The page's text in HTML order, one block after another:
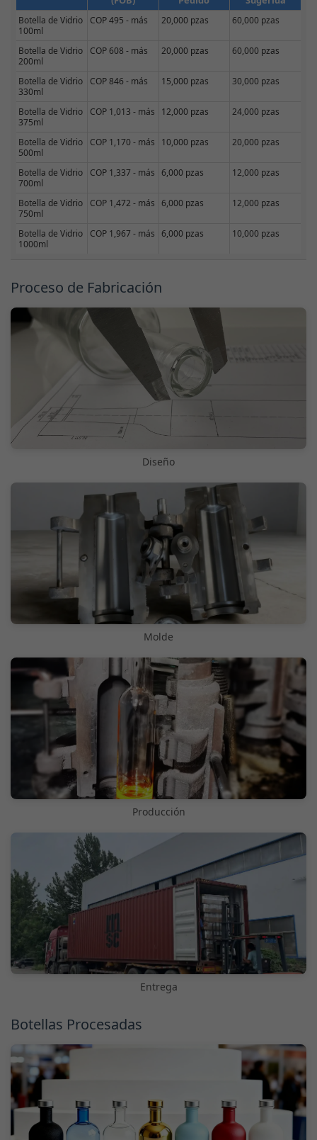
Botella de Vidrio
100ml
COP 495 - más 20,000 pzas 60,000 pzas
Botella de Vidrio
200ml
COP 608 - más 20,000 pzas 60,000 pzas
Botella de Vidrio
330ml
COP 846 - más 15,000 pzas 30,000 pzas
Botella de Vidrio
375ml
COP 1,013 - más 12,000 pzas 24,000 pzas
Botella de Vidrio
500ml
COP 1,170 - más 10,000 pzas 20,000 pzas
Botella de Vidrio
700ml
COP 1,337 - más 6,000 pzas 12,000 pzas
Botella de Vidrio
750ml
COP 1,472 - más 6,000 pzas 12,000 pzas
Botella de Vidrio
1000ml
COP 1,967 - más 6,000 pzas 10,000 pzas
Proceso de Fabricación
Diseño
Molde
Producción
Entrega
Botellas Procesadas